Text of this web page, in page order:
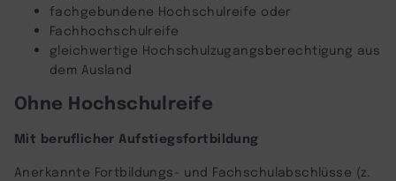
fachgebundene Hochschulreife oder
Fachhochschulreife
gleichwertige Hochschulzugangsberechtigung aus
dem Ausland
Ohne Hochschulreife
Mit beruflicher Aufstiegsfortbildung
Anerkannte Fortbildungs- und Fachschulabschlüsse (z.